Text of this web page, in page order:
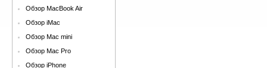
Обзор MacBook Air
Обзор iMac
Обзор Mac mini
Обзор Mac Pro
Обзор iPhone